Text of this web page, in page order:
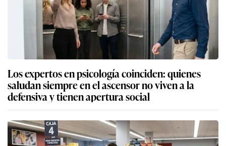
Los expertos en psicología coinciden: quienes
saludan siempre en el ascensor no viven a la
defensiva y tienen apertura social